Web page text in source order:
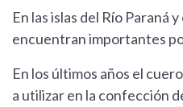
En las islas del Río Paraná
encuentran importantes
En los últimos años el
a utilizar en la confección